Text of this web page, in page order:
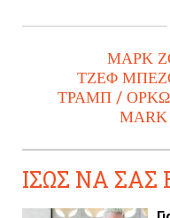
ΜΑΡΚ
ΤΖΕΦ
ΤΡΑΜΠ
MARK
ΙΣΩΣ ΝΑ ΣΑΣ